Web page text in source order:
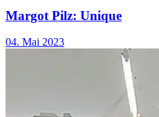
Margot Pilz: Unique
04. Mai 2023